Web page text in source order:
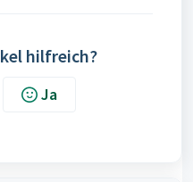
hilfreich?
Ja